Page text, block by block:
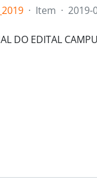
· Item · 2019-
DO EDITAL